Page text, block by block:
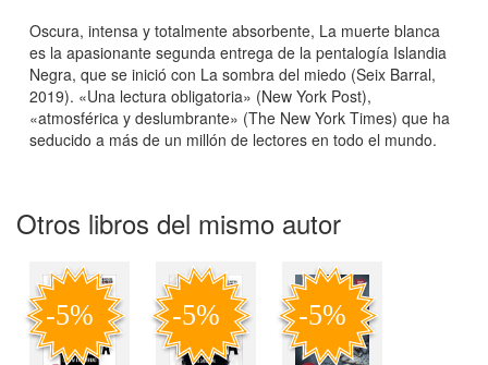
Oscura, intensa y totalmente absorbente, La muerte blanca
es la apasionante segunda entrega de la pentalogía Islandia
Negra, que se inició con La sombra del miedo (Seix Barral,
2019). «Una lectura obligatoria» (New York Post),
«atmosférica y deslumbrante» (The New York Times) que ha
seducido a más de un millón de lectores en todo el mundo.
Otros libros del mismo autor